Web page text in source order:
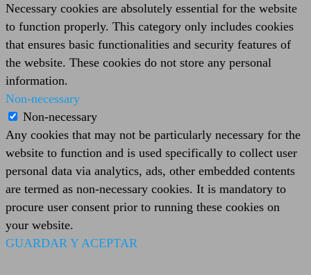
Necessary cookies are absolutely essential for the website
to function properly. This category only includes cookies
that ensures basic functionalities and security features of
the website. These cookies do not store any personal
information.
Non-necessary
Non-necessary
Any cookies that may not be particularly necessary for the
website to function and is used specifically to collect user
personal data via analytics, ads, other embedded contents
are termed as non-necessary cookies. It is mandatory to
procure user consent prior to running these cookies on
your website.
GUARDAR Y ACEPTAR